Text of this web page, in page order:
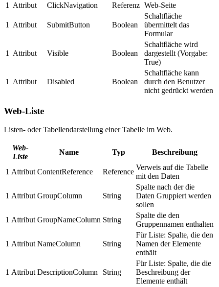
1
Attribut ClickNavigation Referenz Web-Seite
1 Attribut SubmitButton Boolean
Schaltfläche
übermittelt das
Formular
1 Attribut Visible Boolean
Schaltfläche wird
dargestellt (Vorgabe:
True)
1 Attribut Disabled Boolean
Schaltfläche kann
durch den Benutzer
nicht gedrückt werden
Web-Liste
Listen- oder Tabellendarstellung einer Tabelle im Web.
Web-
Liste
Name Typ Beschreibung
1 Attribut ContentReference Reference
Verweis auf die Tabelle
mit den Daten
1 Attribut GroupColumn String
Spalte nach der die
Daten Gruppiert werden
sollen
1 Attribut GroupNameColumn String
Spalte die den
Gruppennamen enthalten
1 Attribut NameColumn String
Für Liste: Spalte, die den
Namen der Elemente
enthält
1 Attribut DescriptionColumn String
Für Liste: Spalte, die die
Beschreibung der
Elemente enthält